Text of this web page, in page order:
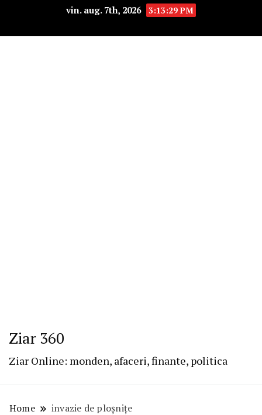
vin. aug. 7th, 2026 3:13:29 PM
Ziar 360
Ziar Online: monden, afaceri, finante, politica
Home invazie de ploșnițe